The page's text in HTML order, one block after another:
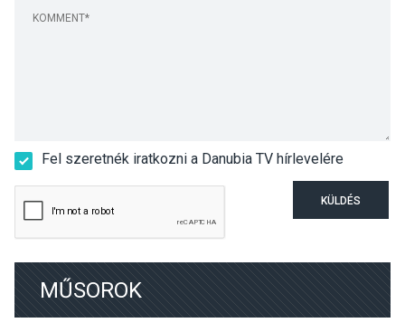
Fel szeretnék iratkozni a Danubia TV hírlevelére
KÜLDÉS
MŰSOROK